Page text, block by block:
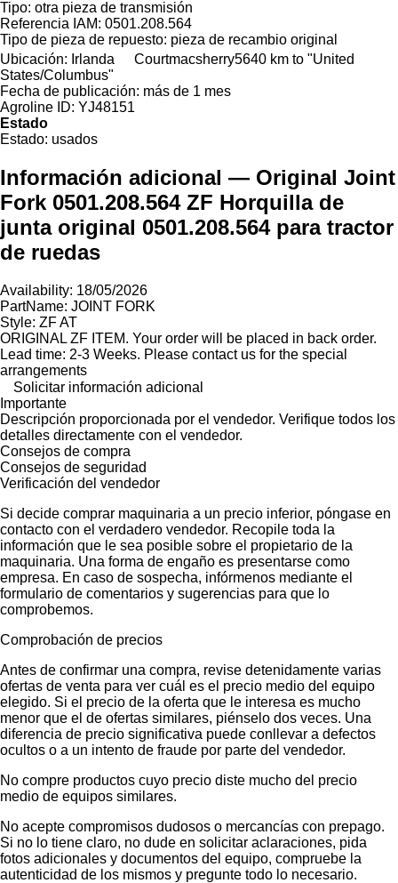
Tipo: otra pieza de transmisión
Referencia IAM: 0501.208.564
Tipo de pieza de repuesto: pieza de recambio original
Ubicación: Irlanda Courtmacsherry5640 km to "United
States/Columbus"
Fecha de publicación: más de 1 mes
Agroline ID: YJ48151
Estado
Estado: usados
Información adicional — Original Joint
Fork 0501.208.564 ZF Horquilla de
junta original 0501.208.564 para tractor
de ruedas
Availability: 18/05/2026
PartName: JOINT FORK
Style: ZF AT
ORIGINAL ZF ITEM. Your order will be placed in back order.
Lead time: 2-3 Weeks. Please contact us for the special
arrangements
Solicitar información adicional
Importante
Descripción proporcionada por el vendedor. Verifique todos los
detalles directamente con el vendedor.
Consejos de compra
Consejos de seguridad
Verificación del vendedor
Si decide comprar maquinaria a un precio inferior, póngase en
contacto con el verdadero vendedor. Recopile toda la
información que le sea posible sobre el propietario de la
maquinaria. Una forma de engaño es presentarse como
empresa. En caso de sospecha, infórmenos mediante el
formulario de comentarios y sugerencias para que lo
comprobemos.
Comprobación de precios
Antes de confirmar una compra, revise detenidamente varias
ofertas de venta para ver cuál es el precio medio del equipo
elegido. Si el precio de la oferta que le interesa es mucho
menor que el de ofertas similares, piénselo dos veces. Una
diferencia de precio significativa puede conllevar a defectos
ocultos o a un intento de fraude por parte del vendedor.
No compre productos cuyo precio diste mucho del precio
medio de equipos similares.
No acepte compromisos dudosos o mercancías con prepago.
Si no lo tiene claro, no dude en solicitar aclaraciones, pida
fotos adicionales y documentos del equipo, compruebe la
autenticidad de los mismos y pregunte todo lo necesario.